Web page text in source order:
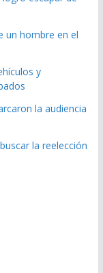
un hombre en el
y
la audiencia
la reelección